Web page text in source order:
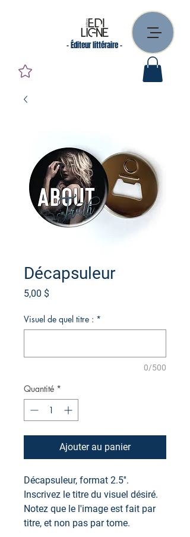
- Éditeur littéraire -
Décapsuleur
5,00 $Prix
Visuel de quel titre : *
0/500
Quantité *
Ajouter au panier
Décapsuleur, format 2.5''.
Inscrivez le titre du visuel désiré.
Notez que le l'image est fait par
titre, et non pas par tome.